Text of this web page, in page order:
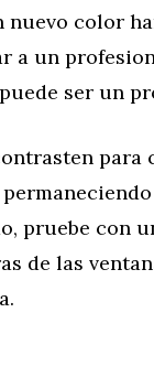
color
a un
ser un
para
pruebe con
de las